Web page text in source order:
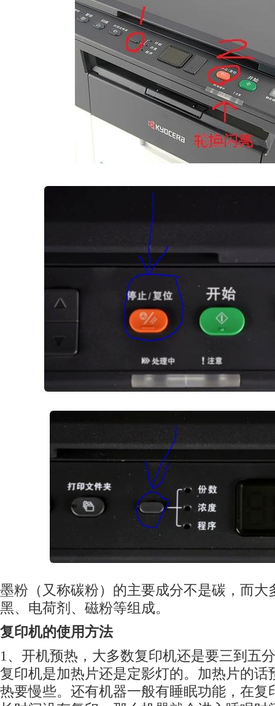
墨粉（又称碳粉）的主要成分不是碳，而大
黑、电荷剂、磁粉等组成。
复印机的使用方法
1、开机预热，大多数复印机还是要三到五
复印机是加热片还是定影灯的。加热片的话
热要慢些。还有机器一般有睡眠功能，在复